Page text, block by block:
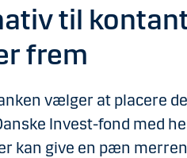
til
frem
vælger at placere
Invest-fond med
kan give en pæn